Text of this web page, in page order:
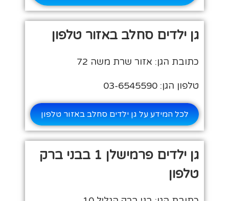
גן ילדים סחלב באזור טלפון
כתובת הגן: אזור שרת משה 72
טלפון הגן: 03-6545590
לכל המידע על גן ילדים סחלב באזור טלפון
גן ילדים פרמישלן 1 בבני ברק
טלפון